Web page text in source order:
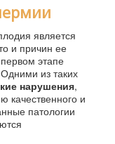
является
и причин ее
этапе
из таких
нарушения,
качественного и
патологии